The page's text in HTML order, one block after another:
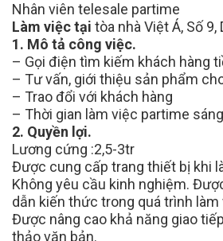
Nhân viên telesale partime
Làm việc tại tòa nhà Việt Á, Số 9,
1. Mô tả công việc.
– Gọi điện tìm kiếm khách hàng
– Tư vấn, giới thiệu sản phẩm
– Trao đổi với khách hàng
– Thời gian làm việc partime
2. Quyền lợi.
Lương cứng :2,5-3tr
Được cung cấp trang thiết bị khi
Không yêu cầu kinh nghiệm.
dẫn kiến thức trong quá trình làm
Được nâng cao khả năng giao
thảo văn bản.